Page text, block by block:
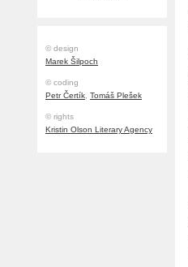
© design
Marek Šilpoch
© coding
Petr Čertík, Tomáš Plešek
© rights
Kristin Olson Literary Agency